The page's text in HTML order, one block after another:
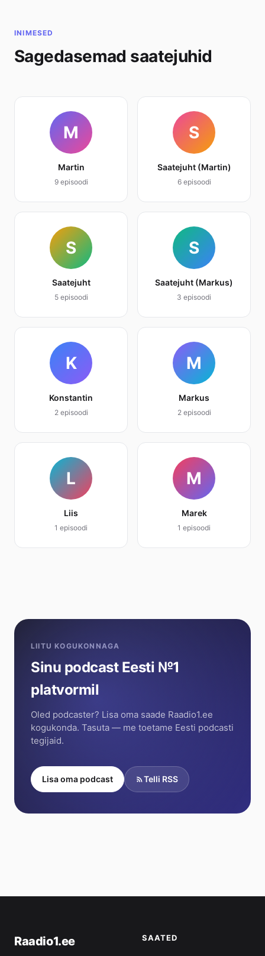
INIMESED
Sagedasemad saatejuhid
M
Martin
9 episoodi
S
Saatejuht (Martin)
6 episoodi
S
Saatejuht
5 episoodi
S
Saatejuht (Markus)
3 episoodi
K
Konstantin
2 episoodi
M
Markus
2 episoodi
L
Liis
1 episoodi
M
Marek
1 episoodi
LIITU KOGUKONNAGA
Sinu podcast Eesti №1
platvormil
Oled podcaster? Lisa oma saade Raadio1.ee
kogukonda. Tasuta — me toetame Eesti podcasti
tegijaid.
Lisa oma podcast Telli RSS
Raadio1.ee SAATED